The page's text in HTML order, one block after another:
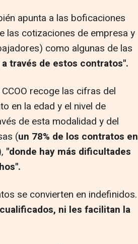
apunta a las boficaciones
las cotizaciones de empresa y
como algunas de las
través de estos contratos".
recoge las cifras del
en la edad y el nivel de
de esta modalidad y del
(un 78% de los contratos en
"donde hay más dificultades
se convierten en indefinidos.
ni les facilitan la